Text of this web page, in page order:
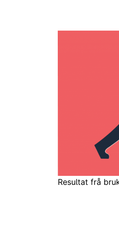
Resultat frå